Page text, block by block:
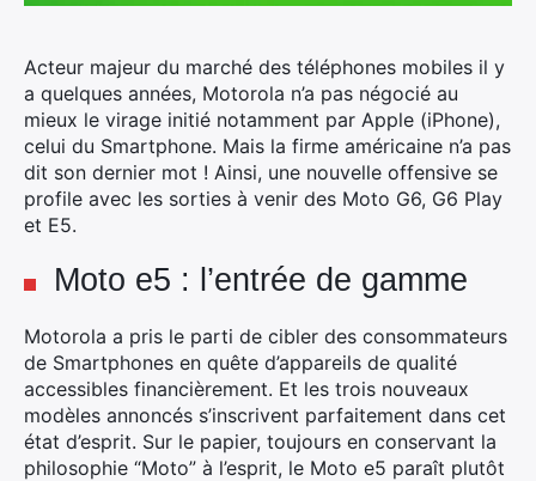
Acteur majeur du marché des téléphones mobiles il y
a quelques années, Motorola n’a pas négocié au
mieux le virage initié notamment par Apple (iPhone),
celui du Smartphone. Mais la firme américaine n’a pas
dit son dernier mot ! Ainsi, une nouvelle offensive se
profile avec les sorties à venir des Moto G6, G6 Play
et E5.
Moto e5 : l’entrée de gamme
Motorola a pris le parti de cibler des consommateurs
de Smartphones en quête d’appareils de qualité
accessibles financièrement. Et les trois nouveaux
modèles annoncés s’inscrivent parfaitement dans cet
état d’esprit. Sur le papier, toujours en conservant la
philosophie “Moto” à l’esprit, le Moto e5 paraît plutôt